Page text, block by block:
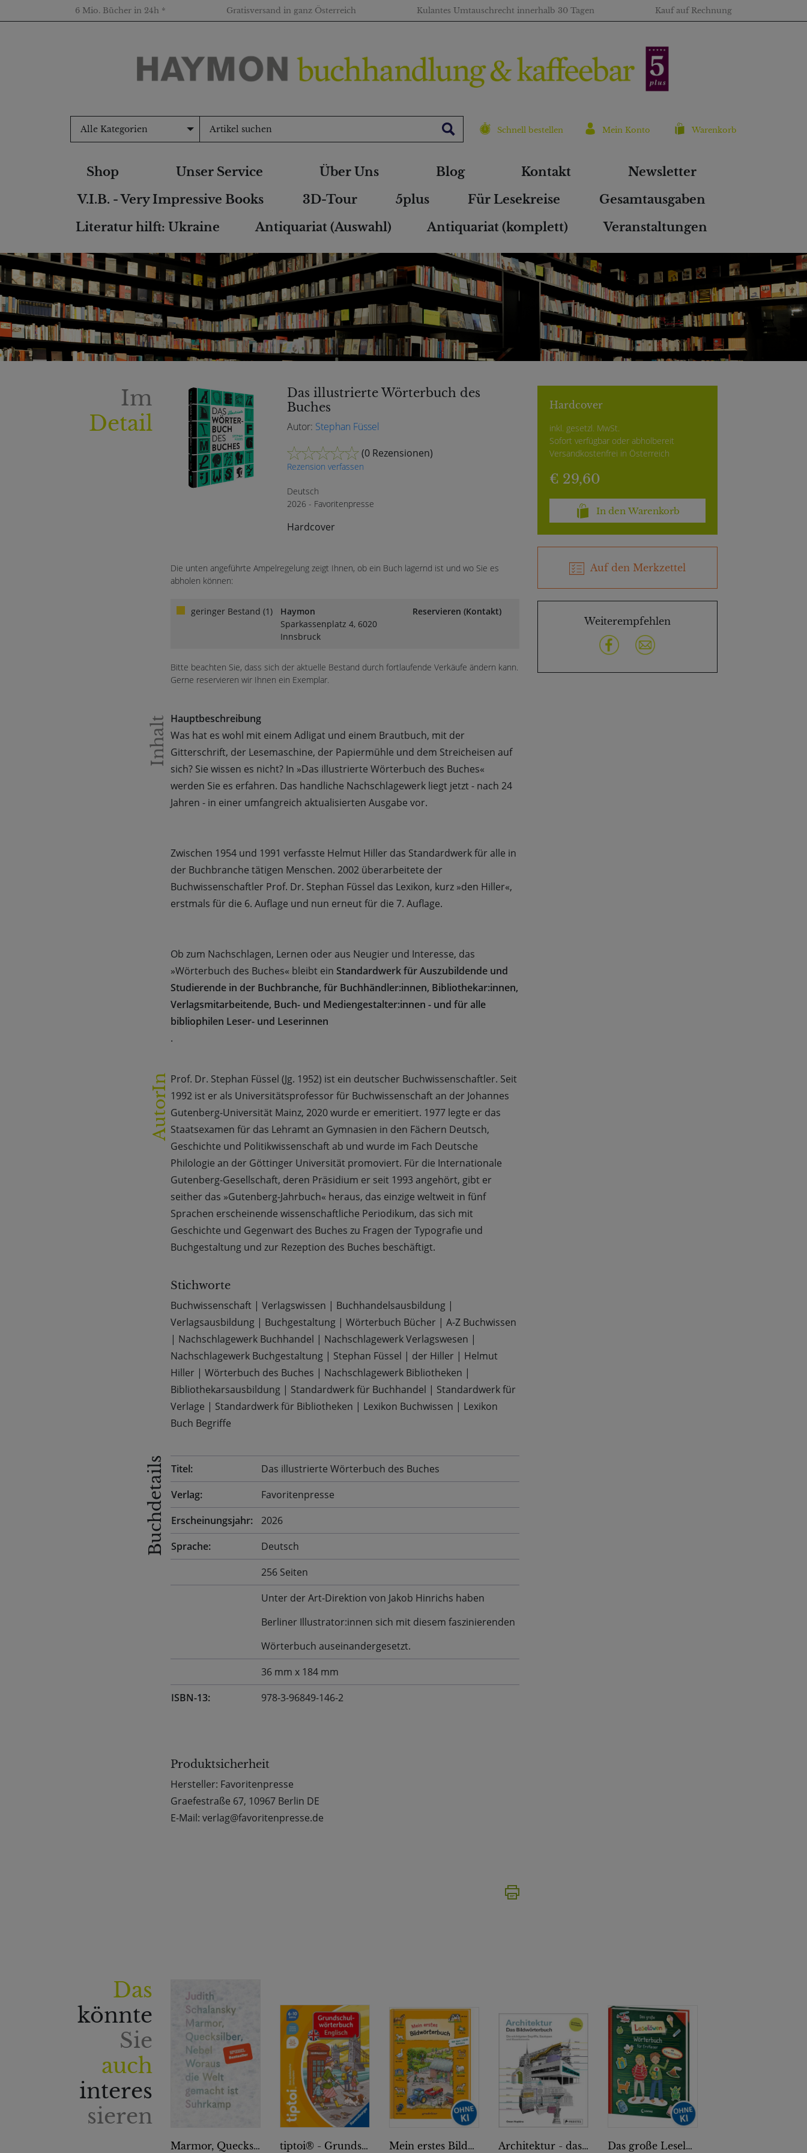
6 Mio. Bücher in 24h * Gratisversand in ganz Österreich Kulantes Umtauschrecht innerhalb 30 Tagen Kauf auf Rechnung
Alle Kategorien Schnell bestellen Mein Konto Warenkorb
Shop Unser Service Über Uns Blog Kontakt
Newsletter
V.I.B. - Very Impressive Books
3D-Tour 5plus Für Lesekreise
Gesamtausgaben
Literatur hilft: Ukraine
Antiquariat (Auswahl) Antiquariat (komplett) Veranstaltungen
Im
Detail
Das illustrierte Wörterbuch des
Buches
Autor: Stephan Füssel
(0 Rezensionen)
Rezension verfassen
Deutsch
2026 - Favoritenpresse
Hardcover
Die unten angeführte Ampelregelung zeigt Ihnen, ob ein Buch lagernd ist und wo Sie es
abholen können:
geringer Bestand (1)
Haymon
Sparkassenplatz 4, 6020
Innsbruck
Reservieren (Kontakt)
Bitte beachten Sie, dass sich der aktuelle Bestand durch fortlaufende Verkäufe ändern kann.
Gerne reservieren wir Ihnen ein Exemplar.
Inhalt Hauptbeschreibung
Was hat es wohl mit einem Adligat und einem Brautbuch, mit der
Gitterschrift, der Lesemaschine, der Papiermühle und dem Streicheisen auf
sich? Sie wissen es nicht? In »Das illustrierte Wörterbuch des Buches«
werden Sie es erfahren. Das handliche Nachschlagewerk liegt jetzt - nach 24
Jahren - in einer umfangreich aktualisierten Ausgabe vor.
Zwischen 1954 und 1991 verfasste Helmut Hiller das Standardwerk für alle in
der Buchbranche tätigen Menschen. 2002 überarbeitete der
Buchwissenschaftler Prof. Dr. Stephan Füssel das Lexikon, kurz »den Hiller«,
erstmals für die 6. Auflage und nun erneut für die 7. Auflage.
Ob zum Nachschlagen, Lernen oder aus Neugier und Interesse, das
»Wörterbuch des Buches« bleibt ein Standardwerk für Auszubildende und
Studierende in der Buchbranche, für Buchhändler:innen, Bibliothekar:innen,
Verlagsmitarbeitende, Buch- und Mediengestalter:innen - und für alle
bibliophilen Leser- und Leserinnen
.
AutorIn Prof. Dr. Stephan Füssel (Jg. 1952) ist ein deutscher Buchwissenschaftler. Seit
1992 ist er als Universitätsprofessor für Buchwissenschaft an der Johannes
Gutenberg-Universität Mainz, 2020 wurde er emeritiert. 1977 legte er das
Staatsexamen für das Lehramt an Gymnasien in den Fächern Deutsch,
Geschichte und Politikwissenschaft ab und wurde im Fach Deutsche
Philologie an der Göttinger Universität promoviert. Für die Internationale
Gutenberg-Gesellschaft, deren Präsidium er seit 1993 angehört, gibt er
seither das »Gutenberg-Jahrbuch« heraus, das einzige weltweit in fünf
Sprachen erscheinende wissenschaftliche Periodikum, das sich mit
Geschichte und Gegenwart des Buches zu Fragen der Typografie und
Buchgestaltung und zur Rezeption des Buches beschäftigt.
Stichworte
Buchwissenschaft| Verlagswissen | Buchhandelsausbildung|
Verlagsausbildung| Buchgestaltung| Wörterbuch Bücher| A-Z Buchwissen
| Nachschlagewerk Buchhandel | Nachschlagewerk Verlagswesen |
Nachschlagewerk Buchgestaltung| Stephan Füssel | der Hiller| Helmut
Hiller| Wörterbuch des Buches | Nachschlagewerk Bibliotheken |
Bibliothekarsausbildung| Standardwerk für Buchhandel | Standardwerk für
Verlage | Standardwerk für Bibliotheken | Lexikon Buchwissen | Lexikon
Buch Begriffe
Buchdetails Titel:
Das illustrierte Wörterbuch des Buches
Verlag:
Favoritenpresse
Erscheinungsjahr:
2026
Sprache:
Deutsch
256 Seiten
Unter der Art-Direktion von Jakob Hinrichs haben
Berliner Illustrator:innen sich mit diesem faszinierenden
Wörterbuch auseinandergesetzt.
36 mm x 184 mm
ISBN-13:
978-3-96849-146-2
Produktsicherheit
Hersteller: Favoritenpresse
Graefestraße 67, 10967 Berlin DE
E-Mail: verlag@favoritenpresse.de
Hardcover
inkl. gesetzl. MwSt.
Sofort verfügbar oder abholbereit
Versandkostenfrei in Österreich
€ 29,60
In den Warenkorb
Auf den Merkzettel
Weiterempfehlen
Das
könnte
Sie
auch
interes
sieren
Marmor, Quecksilber, Nebel tiptoi® - Grundschulwörterbuch Englisch Mein erstes Bildwörterbuch Architektur - das Bildwörterbuch Das große Leselöwen-Wörterbuch für Erstleser